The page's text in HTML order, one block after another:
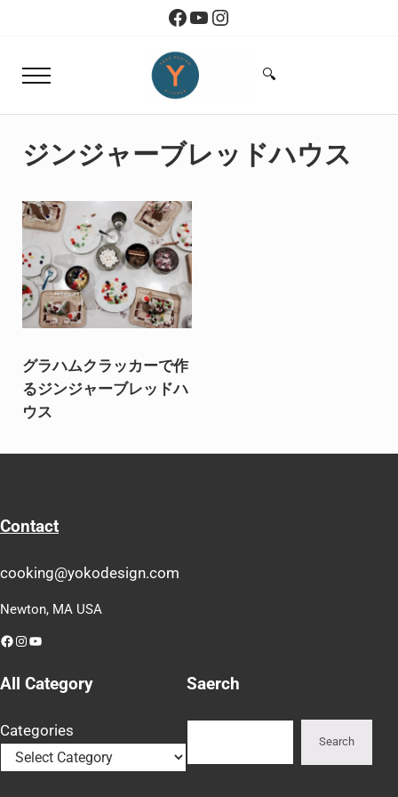
Skip to header right navigationFacebook
YouTube
Instagram
Menu
Yoko Design Kitchen
Search...
🔍
ジンジャーブレッドハウス
グラハムクラッカーで作
るジンジャーブレッドハ
ウス
Contact
cooking@yokodesign.com
Newton, MA USA
Facebook
Instagram
YouTube
All Category
Categories
Saerch
Search